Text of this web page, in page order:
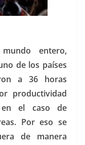
entero,
de los países
a 36 horas
productividad
en el caso de
Por eso se
de manera